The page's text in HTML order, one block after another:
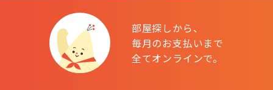
部屋探しから、
毎月のお支払いまで
全てオンラインで。